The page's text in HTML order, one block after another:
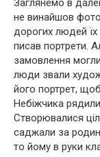
Заглянемо в
не винайшов
дорогих людей
писав портрети.
замовлення
люди звали
його портрет,
Небіжчика
Створювалися
саджали за
то йому в руки